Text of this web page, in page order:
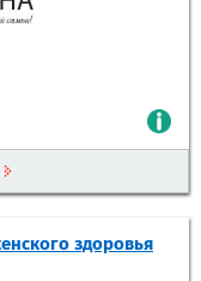
здоровья